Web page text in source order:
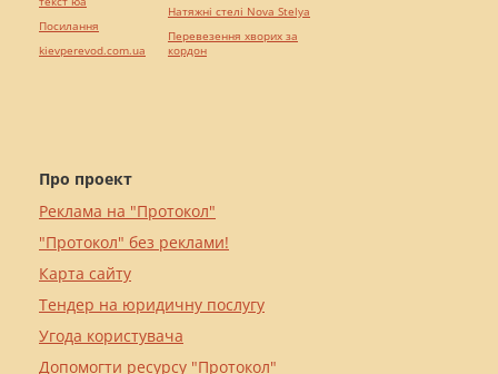
Про проект
Реклама на "Протокол"
"Протокол" без реклами!
Карта сайту
Тендер на юридичну послугу
Угода користувача
Допомогти ресурсу "Протокол"
Посилання
kievperevod.com.ua
Натяжні стелі Nova Stelya
Перевезення хворих за
кордон